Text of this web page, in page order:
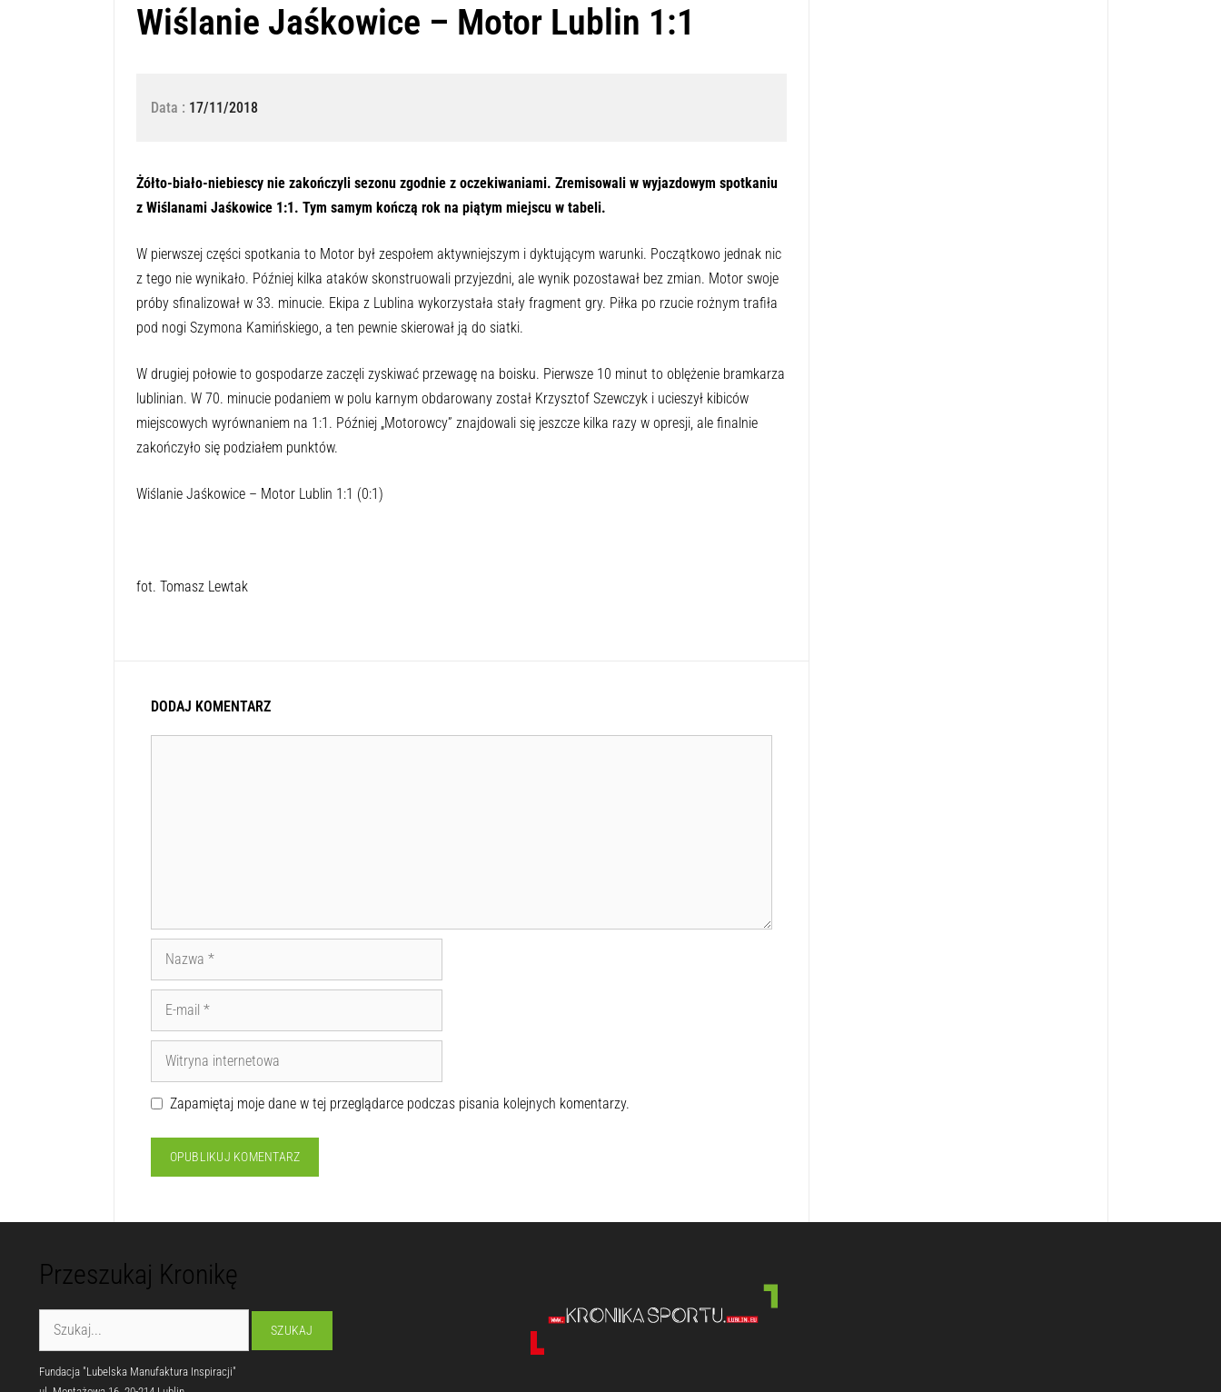
Wiślanie Jaśkowice – Motor Lublin 1:1
Data : 17/11/2018
Żółto-biało-niebiescy nie zakończyli sezonu zgodnie z oczekiwaniami. Zremisowali w wyjazdowym spotkaniu
z Wiślanami Jaśkowice 1:1. Tym samym kończą rok na piątym miejscu w tabeli.
W pierwszej części spotkania to Motor był zespołem aktywniejszym i dyktującym warunki. Początkowo jednak nic
z tego nie wynikało. Później kilka ataków skonstruowali przyjezdni, ale wynik pozostawał bez zmian. Motor swoje
próby sfinalizował w 33. minucie. Ekipa z Lublina wykorzystała stały fragment gry. Piłka po rzucie rożnym trafiła
pod nogi Szymona Kamińskiego, a ten pewnie skierował ją do siatki.
W drugiej połowie to gospodarze zaczęli zyskiwać przewagę na boisku. Pierwsze 10 minut to oblężenie bramkarza
lublinian. W 70. minucie podaniem w polu karnym obdarowany został Krzysztof Szewczyk i ucieszył kibiców
miejscowych wyrównaniem na 1:1. Później „Motorowcy” znajdowali się jeszcze kilka razy w opresji, ale finalnie
zakończyło się podziałem punktów.
Wiślanie Jaśkowice – Motor Lublin 1:1 (0:1)
fot. Tomasz Lewtak
DODAJ KOMENTARZ
Zapamiętaj moje dane w tej przeglądarce podczas pisania kolejnych komentarzy.
Przeszukaj Kronikę
Fundacja "Lubelska Manufaktura Inspiracji"